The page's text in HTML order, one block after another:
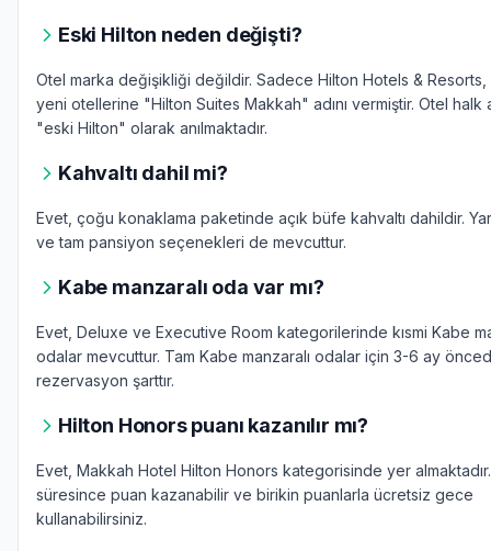
Eski Hilton neden değişti?
Otel marka değişikliği değildir. Sadece Hilton Hotels &
yeni otellerine "Hilton Suites Makkah" adını vermiştir. Otel halk
"eski Hilton" olarak anılmaktadır.
Kahvaltı dahil mi?
Evet, çoğu konaklama paketinde açık büfe kahvaltı dahildir.
ve tam pansiyon seçenekleri de mevcuttur.
Kabe manzaralı oda var mı?
Evet, Deluxe ve Executive Room kategorilerinde kısmi Kabe
odalar mevcuttur. Tam Kabe manzaralı odalar için 3-6 ay
rezervasyon şarttır.
Hilton Honors puanı kazanılır mı?
Evet, Makkah Hotel Hilton Honors kategorisinde yer
süresince puan kazanabilir ve birikin puanlarla ücretsiz gece
kullanabilirsiniz.